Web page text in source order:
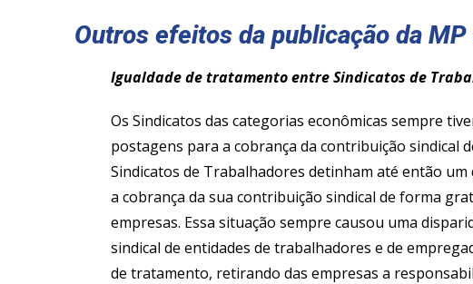
Outros efeitos da publicação da
Igualdade de tratamento entre Sindicatos de
Os Sindicatos das categorias econômicas sempre
postagens para a cobrança da contribuição sindical
Sindicatos de Trabalhadores detinham até então
a cobrança da sua contribuição sindical de forma
empresas. Essa situação sempre causou uma
sindical de entidades de trabalhadores e de
de tratamento, retirando das empresas a